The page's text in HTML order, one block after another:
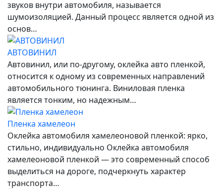
звуков внутри автомобиля, называется
шумоизоляцией. Данный процесс является одной из
основ…
АВТОВИНИЛ
Автовинил, или по-другому, оклейка авто пленкой,
относится к одному из современных направлений
автомобильного тюнинга. Виниловая пленка
является тонким, но надежным…
Пленка хамелеон
Оклейка автомобиля хамелеоновой пленкой: ярко,
стильно, индивидуально Оклейка автомобиля
хамелеоновой пленкой — это современный способ
выделиться на дороге, подчеркнуть характер
транспорта…